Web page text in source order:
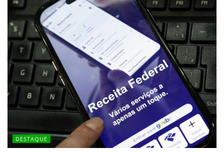
DESTAQUE